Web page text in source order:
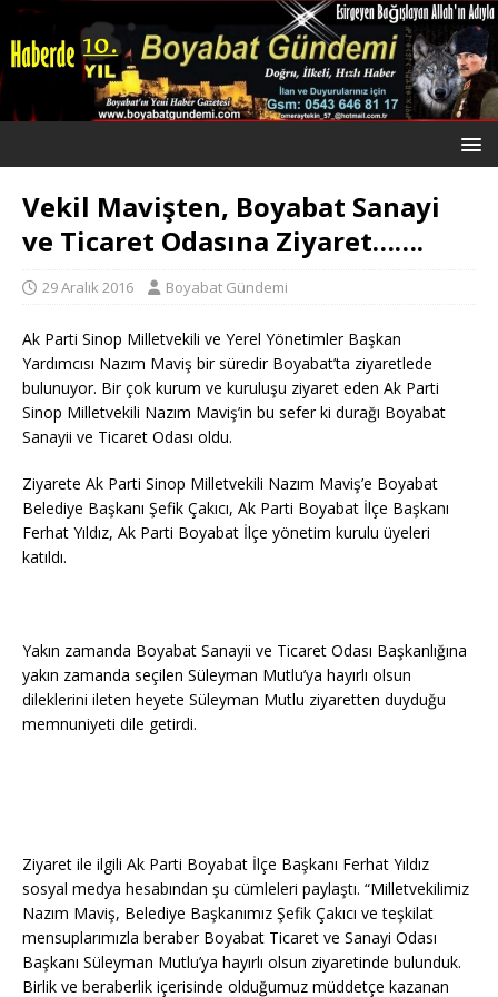
Vekil Mavişten, Boyabat Sanayi
ve Ticaret Odasına Ziyaret…….
29 Aralık 2016 Boyabat Gündemi
Ak Parti Sinop Milletvekili ve Yerel Yönetimler Başkan
Yardımcısı Nazım Maviş bir süredir Boyabat’ta ziyaretlede
bulunuyor. Bir çok kurum ve kuruluşu ziyaret eden Ak Parti
Sinop Milletvekili Nazım Maviş’in bu sefer ki durağı Boyabat
Sanayii ve Ticaret Odası oldu.
Ziyarete Ak Parti Sinop Milletvekili Nazım Maviş’e Boyabat
Belediye Başkanı Şefik Çakıcı, Ak Parti Boyabat İlçe Başkanı
Ferhat Yıldız, Ak Parti Boyabat İlçe yönetim kurulu üyeleri
katıldı.
Yakın zamanda Boyabat Sanayii ve Ticaret Odası Başkanlığına
yakın zamanda seçilen Süleyman Mutlu’ya hayırlı olsun
dileklerini ileten heyete Süleyman Mutlu ziyaretten duyduğu
memnuniyeti dile getirdi.
Ziyaret ile ilgili Ak Parti Boyabat İlçe Başkanı Ferhat Yıldız
sosyal medya hesabından şu cümleleri paylaştı. “Milletvekilimiz
Nazım Maviş, Belediye Başkanımız Şefik Çakıcı ve teşkilat
mensuplarımızla beraber Boyabat Ticaret ve Sanayi Odası
Başkanı Süleyman Mutlu’ya hayırlı olsun ziyaretinde bulunduk.
Birlik ve beraberlik içerisinde olduğumuz müddetçe kazanan